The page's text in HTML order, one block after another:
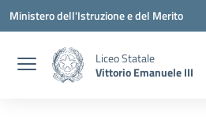
Vai ai contenuti
Vai al menu di navigazione
Vai al footer
Ministero dell'Istruzione e del Merito
Liceo Statale
Vittorio Emanuele III